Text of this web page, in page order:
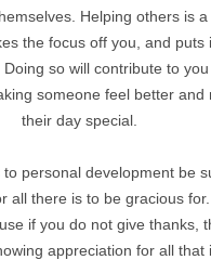
Helping others is a
the focus off you, and puts
so will contribute to
someone feel better and
their day special.
personal development be
all there is to be gracious
if you do not give thanks,
appreciation for all that